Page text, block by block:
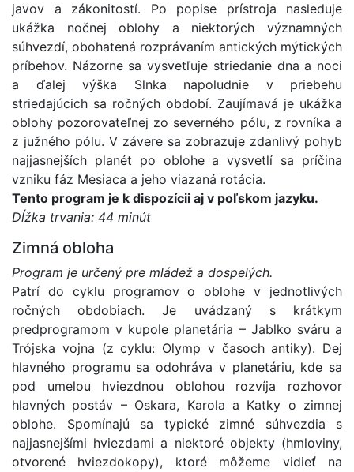
javov a zákonitostí. Po popise prístroja nasleduje
ukážka nočnej oblohy a niektorých významných
súhvezdí, obohatená rozprávaním antických mýtických
príbehov. Názorne sa vysvetľuje striedanie dna a noci
a ďalej výška Slnka napoludnie v priebehu
striedajúcich sa ročných období. Zaujímavá je ukážka
oblohy pozorovateľnej zo severného pólu, z rovníka a
z južného pólu. V závere sa zobrazuje zdanlivý pohyb
najjasnejších planét po oblohe a vysvetlí sa príčina
vzniku fáz Mesiaca a jeho viazaná rotácia.
Tento program je k dispozícii aj v poľskom jazyku.
Dĺžka trvania: 44 minút
Zimná obloha
Program je určený pre mládež a dospelých.
Patrí do cyklu programov o oblohe v jednotlivých
ročných obdobiach. Je uvádzaný s krátkym
predprogramom v kupole planetária – Jablko sváru a
Trójska vojna (z cyklu: Olymp v časoch antiky). Dej
hlavného programu sa odohráva v planetáriu, kde sa
pod umelou hviezdnou oblohou rozvíja rozhovor
hlavných postáv – Oskara, Karola a Katky o zimnej
oblohe. Spomínajú sa typické zimné súhvezdia s
najjasnejšími hviezdami a niektoré objekty (hmloviny,
otvorené hviezdokopy), ktoré môžeme vidieť na